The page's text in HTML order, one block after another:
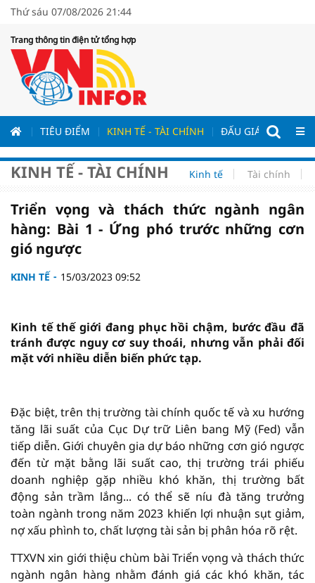
Thứ sáu 07/08/2026 21:44
Trang thông tin điện tử tổng hợp
TIÊU ĐIỂM KINH TẾ - TÀI CHÍNH ĐẤU GIÁ - ĐẤU
KINH TẾ - TÀI CHÍNH Kinh tế Tài chính
Triển vọng và thách thức ngành ngân
hàng: Bài 1 - Ứng phó trước những cơn
gió ngược
KINH TẾ 15/03/2023 09:52
Kinh tế thế giới đang phục hồi chậm, bước đầu đã
tránh được nguy cơ suy thoái, nhưng vẫn phải đối
mặt với nhiều diễn biến phức tạp.
Đặc biệt, trên thị trường tài chính quốc tế và xu hướng
tăng lãi suất của Cục Dự trữ Liên bang Mỹ (Fed) vẫn
tiếp diễn. Giới chuyên gia dự báo những cơn gió ngược
đến từ mặt bằng lãi suất cao, thị trường trái phiếu
doanh nghiệp gặp nhiều khó khăn, thị trường bất
động sản trầm lắng... có thể sẽ níu đà tăng trưởng
toàn ngành trong năm 2023 khiến lợi nhuận sụt giảm,
nợ xấu phình to, chất lượng tài sản bị phân hóa rõ rệt.
TTXVN xin giới thiệu chùm bài Triển vọng và thách thức
ngành ngân hàng nhằm đánh giá các khó khăn, tác